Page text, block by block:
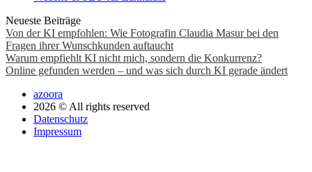
Neueste Beiträge
Von der KI empfohlen: Wie Fotografin Claudia Masur bei den
Fragen ihrer Wunschkunden auftaucht
Warum empfiehlt KI nicht mich, sondern die Konkurrenz?
Online gefunden werden – und was sich durch KI gerade ändert
azoora
2026 © All rights reserved
Datenschutz
Impressum